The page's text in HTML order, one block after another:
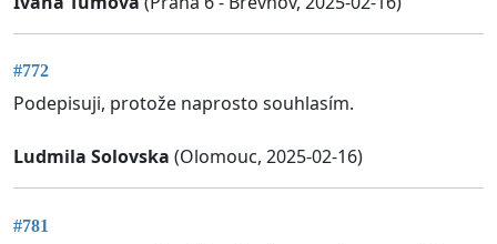
#772
Podepisuji, protože naprosto souhlasím.
Ludmila Solovska (Olomouc, 2025-02-16)
#781